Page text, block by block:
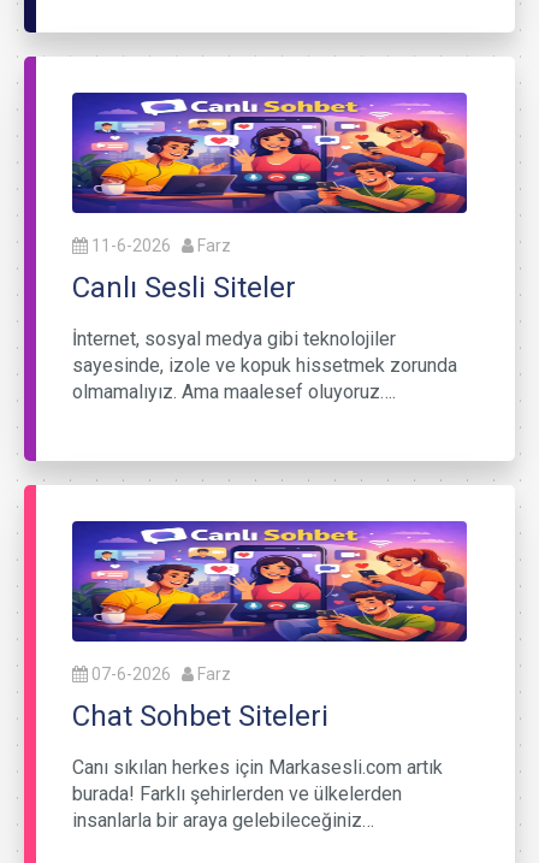
11-6-2026 Farz
Canlı Sesli Siteler
İnternet, sosyal medya gibi teknolojiler
sayesinde, izole ve kopuk hissetmek zorunda
olmamalıyız. Ama maalesef oluyoruz….
07-6-2026 Farz
Chat Sohbet Siteleri
Canı sıkılan herkes için Markasesli.com artık
burada! Farklı şehirlerden ve ülkelerden
insanlarla bir araya gelebileceğiniz…